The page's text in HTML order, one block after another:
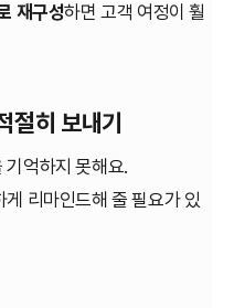
재구성하면 고객 여정이 훨
히 보내기
기억하지 못해요.
게 리마인드해 줄 필요가 있